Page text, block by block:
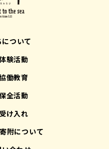
ついて
験活動
働教育
全活動
け入れ
附について